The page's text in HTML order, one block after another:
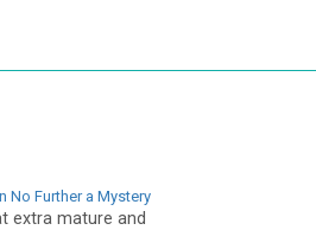
No Further a Mystery
extra mature and